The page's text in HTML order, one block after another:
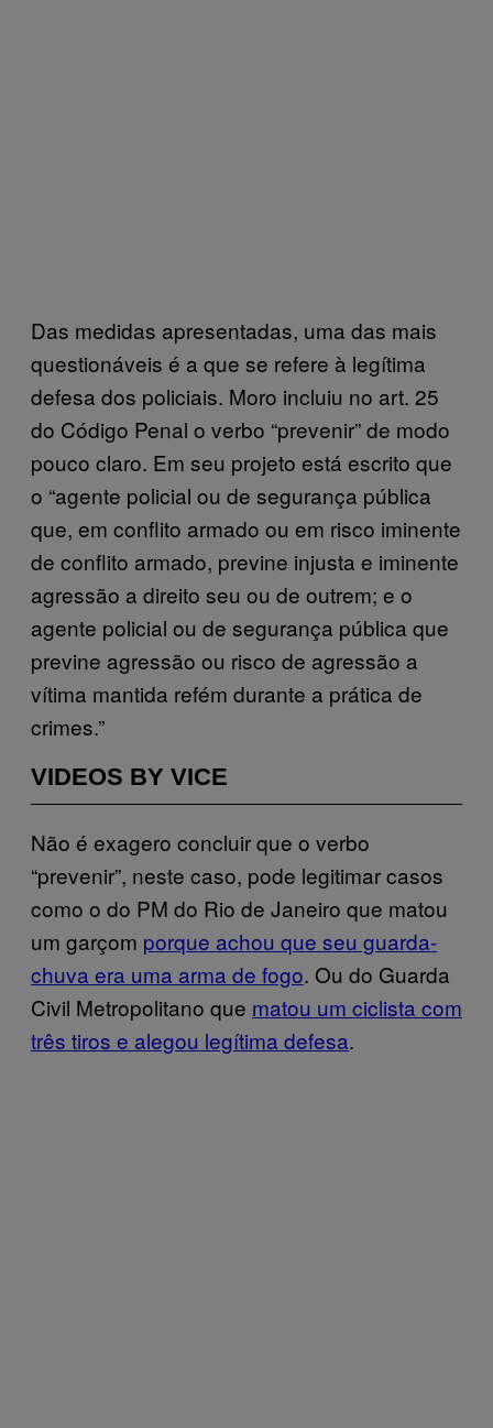
Das medidas apresentadas, uma das mais
questionáveis é a que se refere à legítima
defesa dos policiais. Moro incluiu no art. 25
do Código Penal o verbo “prevenir” de modo
pouco claro. Em seu projeto está escrito que
o “agente policial ou de segurança pública
que, em conflito armado ou em risco iminente
de conflito armado, previne injusta e iminente
agressão a direito seu ou de outrem; e o
agente policial ou de segurança pública que
previne agressão ou risco de agressão a
vítima mantida refém durante a prática de
crimes.”
VIDEOS BY VICE
Não é exagero concluir que o verbo
“prevenir”, neste caso, pode legitimar casos
como o do PM do Rio de Janeiro que matou
um garçom porque achou que seu guarda-
chuva era uma arma de fogo. Ou do Guarda
Civil Metropolitano que matou um ciclista com
três tiros e alegou legítima defesa.